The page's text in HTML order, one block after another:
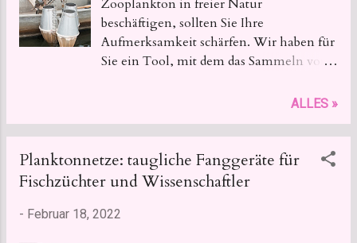
Zooplankton in freier Natur
beschäftigen, sollten Sie Ihre
Aufmerksamkeit schärfen. Wir haben für
Sie ein Tool, mit dem das Sammeln von
ist. Wir stellen Ihnen das Apstein-ALLES »
Planktonnetze: taugliche Fanggeräte für
Fischzüchter und Wissenschaftler
- Februar 18, 2022